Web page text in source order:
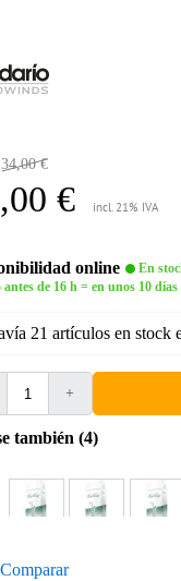
34,00 €
€ incl. 21% IVA
online
En
antes de 16 h = en unos 10
21 artículos en stock
+
también (4)
Comparar